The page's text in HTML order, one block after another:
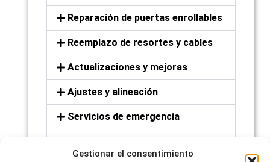
Gestionar el consentimiento
Reparación de puertas enrollables
Reemplazo de resortes y cables
Actualizaciones y mejoras
Ajustes y alineación
Servicios de emergencia
recomendaciones